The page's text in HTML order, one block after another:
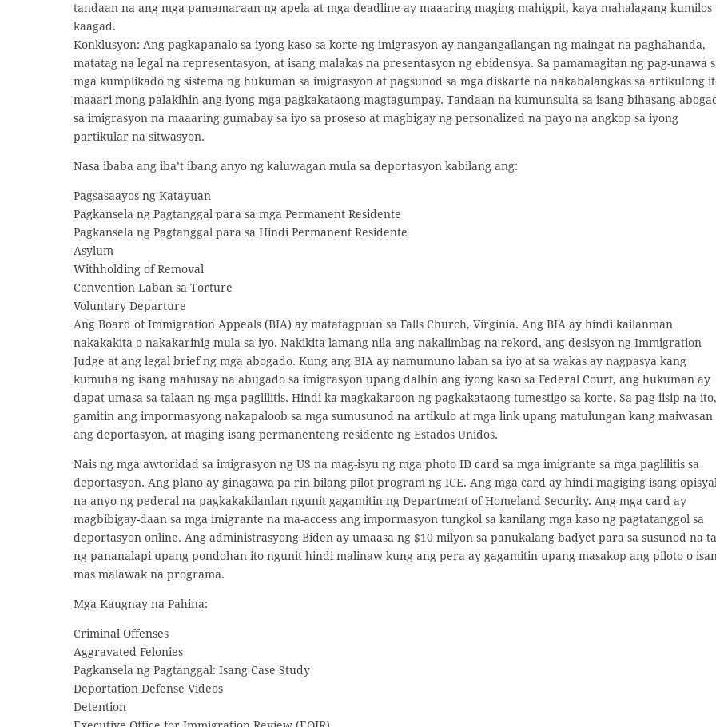
tandaan na ang mga pamamaraan ng apela at mga deadline ay maaaring maging mahigpit, kaya mahalagang kumilos
kaagad.
Konklusyon: Ang pagkapanalo sa iyong kaso sa korte ng imigrasyon ay nangangailangan ng maingat na paghahanda,
matatag na legal na representasyon, at isang malakas na presentasyon ng ebidensya. Sa pamamagitan ng pag-unawa
mga kumplikado ng sistema ng hukuman sa imigrasyon at pagsunod sa mga diskarte na nakabalangkas sa artikulong
maaari mong palakihin ang iyong mga pagkakataong magtagumpay. Tandaan na kumunsulta sa isang bihasang
sa imigrasyon na maaaring gumabay sa iyo sa proseso at magbigay ng personalized na payo na angkop sa iyong
partikular na sitwasyon.
Nasa ibaba ang iba’t ibang anyo ng kaluwagan mula sa deportasyon kabilang ang:
Pagsasaayos ng Katayuan
Pagkansela ng Pagtanggal para sa mga Permanent Residente
Pagkansela ng Pagtanggal para sa Hindi Permanent Residente
Asylum
Withholding of Removal
Convention Laban sa Torture
Voluntary Departure
Ang Board of Immigration Appeals (BIA) ay matatagpuan sa Falls Church, Virginia. Ang BIA ay hindi kailanman
nakakakita o nakakarinig mula sa iyo. Nakikita lamang nila ang nakalimbag na rekord, ang desisyon ng Immigration
Judge at ang legal brief ng mga abogado. Kung ang BIA ay namumuno laban sa iyo at sa wakas ay nagpasya kang
kumuha ng isang mahusay na abugado sa imigrasyon upang dalhin ang iyong kaso sa Federal Court, ang hukuman ay
dapat umasa sa talaan ng mga paglilitis. Hindi ka magkakaroon ng pagkakataong tumestigo sa korte. Sa pag-iisip na ito,
gamitin ang impormasyong nakapaloob sa mga sumusunod na artikulo at mga link upang matulungan kang maiwasan
ang deportasyon, at maging isang permanenteng residente ng Estados Unidos.
Nais ng mga awtoridad sa imigrasyon ng US na mag-isyu ng mga photo ID card sa mga imigrante sa mga paglilitis sa
deportasyon. Ang plano ay ginagawa pa rin bilang pilot program ng ICE. Ang mga card ay hindi magiging isang opisyal
na anyo ng pederal na pagkakakilanlan ngunit gagamitin ng Department of Homeland Security. Ang mga card ay
magbibigay-daan sa mga imigrante na ma-access ang impormasyon tungkol sa kanilang mga kaso ng pagtatanggol sa
deportasyon online. Ang administrasyong Biden ay umaasa ng $10 milyon sa panukalang badyet para sa susunod na
ng pananalapi upang pondohan ito ngunit hindi malinaw kung ang pera ay gagamitin upang masakop ang piloto o
mas malawak na programa.
Mga Kaugnay na Pahina:
Criminal Offenses
Aggravated Felonies
Pagkansela ng Pagtanggal: Isang Case Study
Deportation Defense Videos
Detention